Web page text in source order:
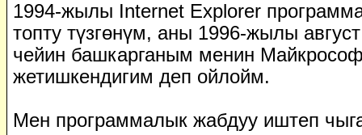
1994-жылы Internet Explorer
топту түзгөнүм, аны 1996-жылы
чейин башкарганым менин
жетишкендигим деп ойлойм.
Мен программалык жабдуу иштеп